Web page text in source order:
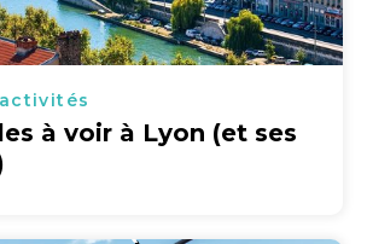
à voir à Lyon (et ses